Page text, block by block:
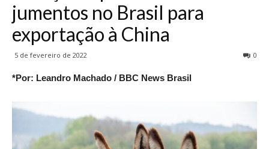
jumentos no Brasil para
exportação à China
5 de fevereiro de 2022 0
*Por: Leandro Machado / BBC News Brasil